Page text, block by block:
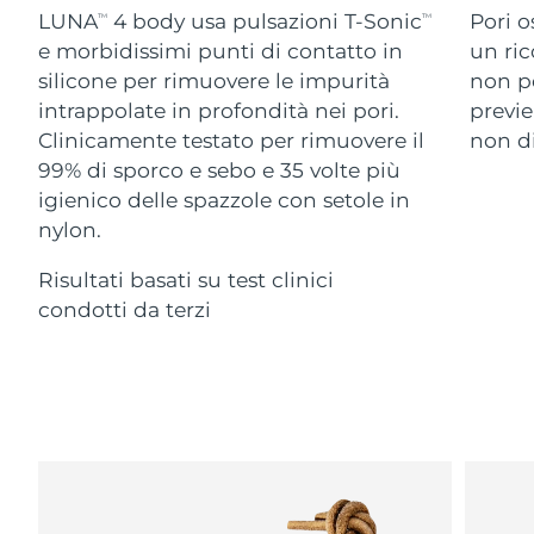
LUNATM 4 body usa pulsazioni T-SonicTM
e morbidissimi punti di contatto in
silicone per rimuovere le impurità
intrappolate in profondità nei pori.
Clinicamente testato per rimuovere il
99% di sporco e sebo e 35 volte più
igienico delle spazzole con setole in
nylon.
Risultati basati su test clinici
condotti da terzi
Pori
un
non
non
For healthy hair
18% PAP
Vedi tutto
APP FOREO
Israele Consegna stimata 8/13/26
Italia Consegna stimata 8/9/26
Giappone Consegna stimata 8/12/26
Jersey Consegna stimata
Kuwait